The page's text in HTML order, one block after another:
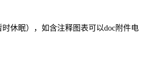
休眠），如含注释图表可以doc附件电